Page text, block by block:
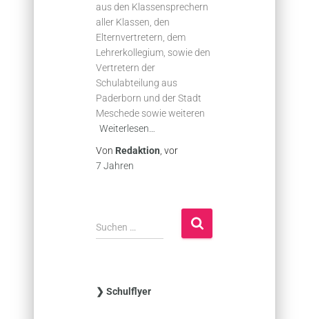
aus den Klassensprechern
aller Klassen, den
Elternvertretern, dem
Lehrerkollegium, sowie den
Vertretern der
Schulabteilung aus
Paderborn und der Stadt
Meschede sowie weiteren
Weiterlesen…
Von Redaktion, vor
7 Jahren
S
u
n
Suchen …
❯ Schulflyer